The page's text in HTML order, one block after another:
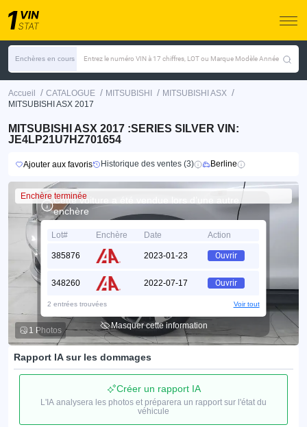
Enchères en cours Entrez le numéro VIN à 17 chiffres, LOT ou Marque Modèle Année
Accueil / CATALOGUE / MITSUBISHI / MITSUBISHI ASX /
MITSUBISHI ASX 2017
MITSUBISHI ASX 2017 :SERIES SILVER VIN:
JE4LP21U7HZ701654
Ajouter aux favoris Historique des ventes (3) Berline
Enchère terminée
1 Photos
Cette voiture a été vendue lors d’une autre
enchère
Lot# Enchère Date Action
385876 2023-01-23 Ouvrir
348260 2022-07-17 Ouvrir
2 entrées trouvées Voir tout
Masquer cette information
Rapport IA sur les dommages
Créer un rapport IA
L'IA analysera les photos et préparera un rapport sur l'état du
véhicule